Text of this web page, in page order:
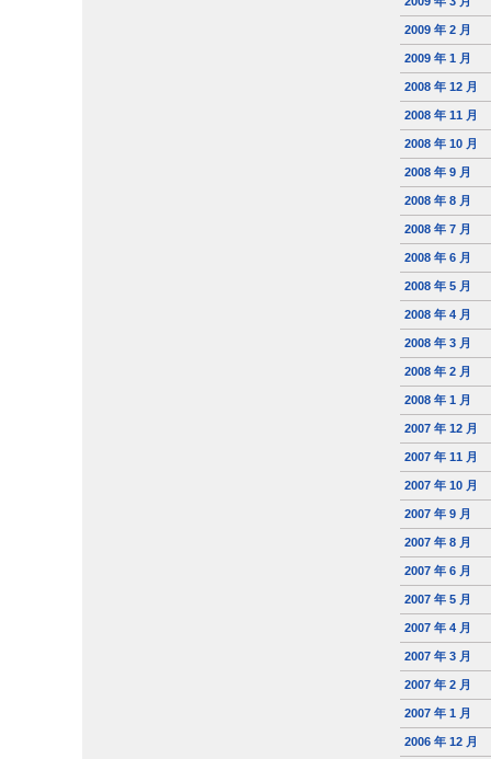
2009 年 2 月
2009 年 1 月
2008 年 12 月
2008 年 11 月
2008 年 10 月
2008 年 9 月
2008 年 8 月
2008 年 7 月
2008 年 6 月
2008 年 5 月
2008 年 4 月
2008 年 3 月
2008 年 2 月
2008 年 1 月
2007 年 12 月
2007 年 11 月
2007 年 10 月
2007 年 9 月
2007 年 8 月
2007 年 6 月
2007 年 5 月
2007 年 4 月
2007 年 3 月
2007 年 2 月
2007 年 1 月
2006 年 12 月